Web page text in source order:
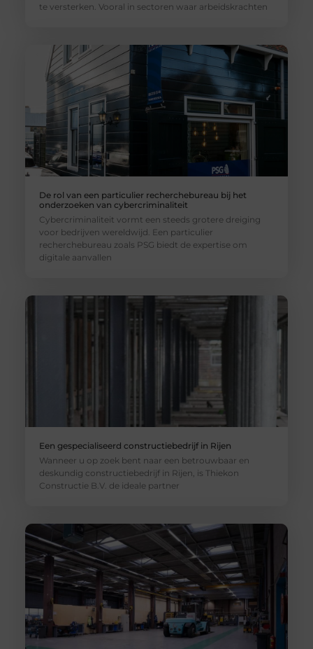
te versterken. Vooral in sectoren waar arbeidskrachten
De rol van een particulier recherchebureau bij het
onderzoeken van cybercriminaliteit
Cybercriminaliteit vormt een steeds grotere dreiging
voor bedrijven wereldwijd. Een particulier
recherchebureau zoals PSG biedt de expertise om
digitale aanvallen
Een gespecialiseerd constructiebedrijf in Rijen
Wanneer u op zoek bent naar een betrouwbaar en
deskundig constructiebedrijf in Rijen, is Thiekon
Constructie B.V. de ideale partner